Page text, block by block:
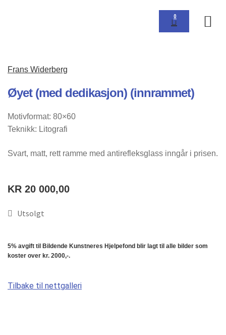
0
Frans Widerberg
Øyet (med dedikasjon) (innrammet)
Motivformat: 80×60
Teknikk: Litografi
Svart, matt, rett ramme med antirefleksglass inngår i prisen.
KR 20 000,00
Utsolgt
5% avgift til Bildende Kunstneres Hjelpefond blir lagt til alle bilder som
koster over kr. 2000,-.
Tilbake til nettgalleri